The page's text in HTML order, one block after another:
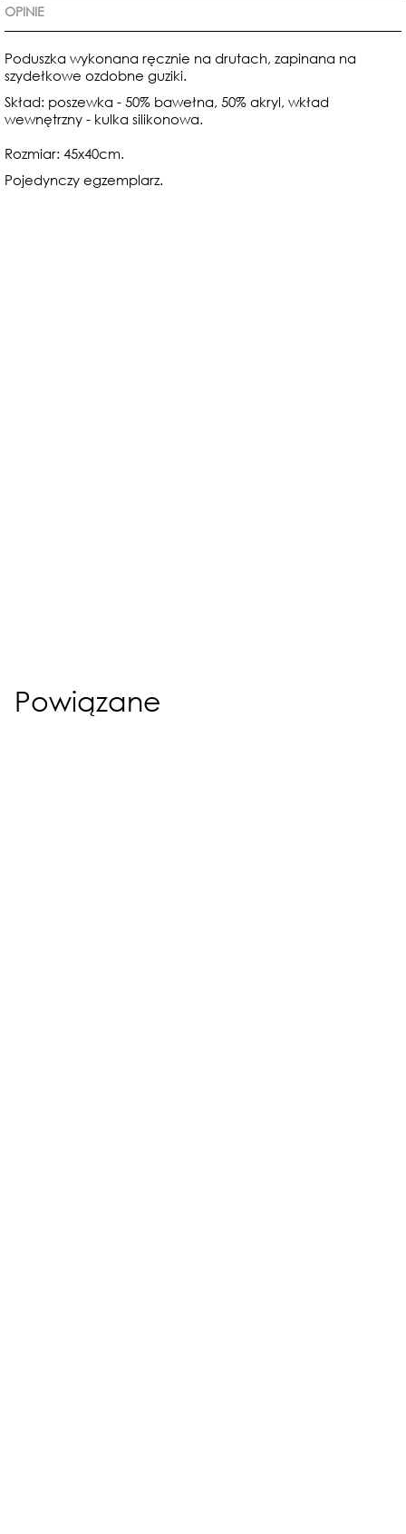
OPINIE
Poduszka wykonana ręcznie na drutach, zapinana na
szydełkowe ozdobne guziki.
Skład: poszewka - 50% bawełna, 50% akryl, wkład
wewnętrzny - kulka silikonowa.
Rozmiar: 45x40cm.
Pojedynczy egzemplarz.
Powiązane